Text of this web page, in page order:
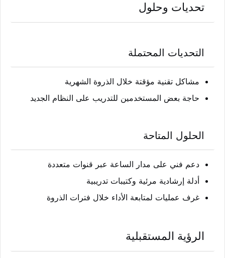
تحديات وحلول
التحديات المحتملة
مشاكل تقنية مؤقتة خلال الذروة الشهرية
حاجة بعض المستخدمين للتدريب على النظام الجديد
الحلول المتاحة
دعم فني على مدار الساعة عبر قنوات متعددة
أدلة إرشادية مرئية وكتيبات تدريبية
غرف عمليات لمتابعة الأداء خلال فترات الذروة
الرؤية المستقبلية